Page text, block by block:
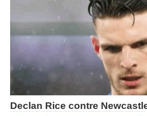
Declan Rice contre